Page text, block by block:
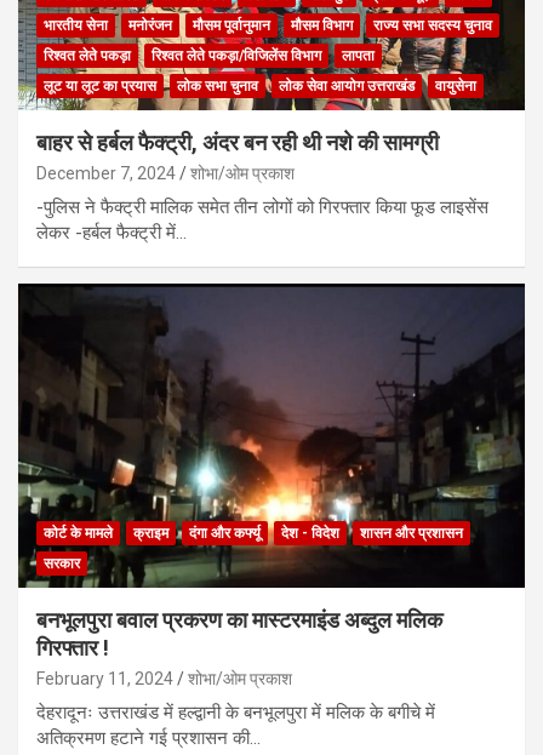
भारतीय सेना
मनोरंजन मौसम पूर्वानुमान मौसम विभाग
राज्य सभा सदस्य चुनाव
रिश्वत लेते पकड़ा
रिश्वत लेते पकड़ा/विजिलेंस विभाग
लापता
लूट या लूट का प्रयास
लोक सभा चुनाव लोक सेवा आयोग उत्तराखंड वायुसेना
बाहर से हर्बल फैक्ट्री, अंदर बन रही थी नशे की सामग्री
December 7, 2024 शोभा/ओम प्रकाश
-पुलिस ने फैक्ट्री मालिक समेत तीन लोगों को गिरफ्तार किया फूड लाइसेंस
लेकर -हर्बल फैक्ट्री में…
कोर्ट के मामले क्राइम दंगा और कर्फ्यू देश - विदेश
शासन और प्रशासन
सरकार
बनभूलपुरा बवाल प्रकरण का मास्टरमाइंड अब्दुल मलिक
गिरफ्तार !
February 11, 2024 शोभा/ओम प्रकाश
देहरादूनः उत्तराखंड में हल्द्वानी के बनभूलपुरा में मलिक के बगीचे में
अतिक्रमण हटाने गई प्रशासन की…